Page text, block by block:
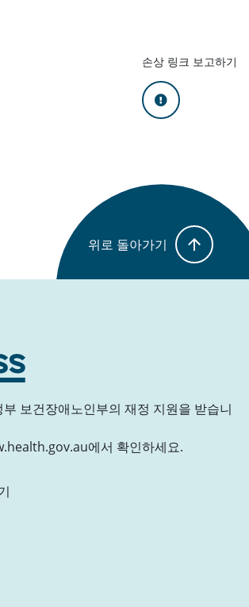
손상 링크 보고하기
위로 돌아가기
보건장애노인부의 재정 지원을 받습니
에서 확인하세요.